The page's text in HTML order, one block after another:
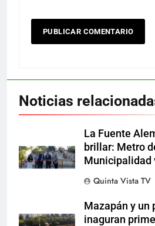
Noticias
La Fuente
brillar: Metro
Municipalidad
Quinta Vista TV
Mazapán y un
inaguran